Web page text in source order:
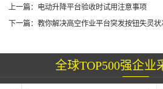
上一篇： 电动升降平台验收时试用注意事项
下一篇：教你解决高空作业平台突发按钮失灵状
全球TOP500强企业